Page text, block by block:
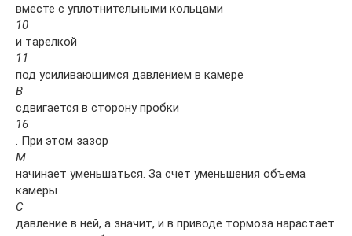
вместе с уплотнительными кольцами
10
и тарелкой
11
под усиливающимся давлением в камере
В
сдвигается в сторону пробки
16
. При этом зазор
М
начинает уменьшаться. За счет уменьшения объема
камеры
С
давление в ней, а значит, и в приводе тормоза нарастает